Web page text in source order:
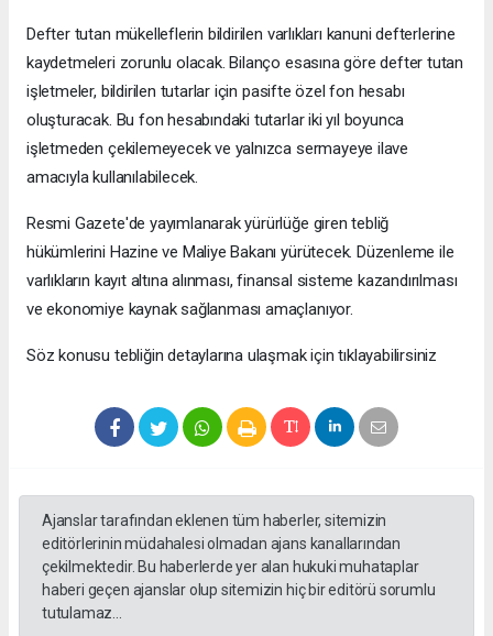
Defter tutan mükelleflerin bildirilen varlıkları kanuni defterlerine
kaydetmeleri zorunlu olacak. Bilanço esasına göre defter tutan
işletmeler, bildirilen tutarlar için pasifte özel fon hesabı
oluşturacak. Bu fon hesabındaki tutarlar iki yıl boyunca
işletmeden çekilemeyecek ve yalnızca sermayeye ilave
amacıyla kullanılabilecek.
Resmi Gazete'de yayımlanarak yürürlüğe giren tebliğ
hükümlerini Hazine ve Maliye Bakanı yürütecek. Düzenleme ile
varlıkların kayıt altına alınması, finansal sisteme kazandırılması
ve ekonomiye kaynak sağlanması amaçlanıyor.
Söz konusu tebliğin detaylarına ulaşmak için tıklayabilirsiniz
Ajanslar tarafından eklenen tüm haberler, sitemizin
editörlerinin müdahalesi olmadan ajans kanallarından
çekilmektedir. Bu haberlerde yer alan hukuki muhataplar
haberi geçen ajanslar olup sitemizin hiç bir editörü sorumlu
tutulamaz...